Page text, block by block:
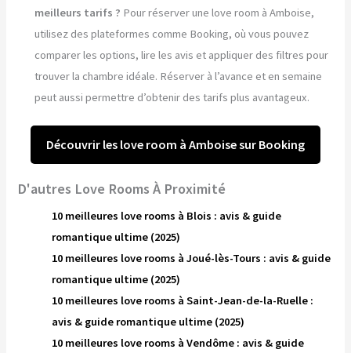
meilleurs tarifs ? Pour réserver une love room à Amboise,
utilisez des plateformes comme Booking, où vous pouvez
comparer les options, lire les avis et appliquer des filtres pour
trouver la chambre idéale. Réserver à l’avance et en semaine
peut aussi permettre d’obtenir des tarifs plus avantageux.
Découvrir les love room à Amboise sur Booking
D'autres Love Rooms À Proximité
10 meilleures love rooms à Blois : avis & guide
romantique ultime (2025)
10 meilleures love rooms à Joué-lès-Tours : avis & guide
romantique ultime (2025)
10 meilleures love rooms à Saint-Jean-de-la-Ruelle :
avis & guide romantique ultime (2025)
10 meilleures love rooms à Vendôme : avis & guide